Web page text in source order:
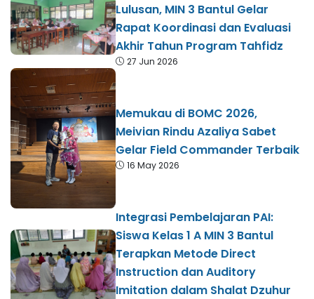
Lulusan, MIN 3 Bantul Gelar
Rapat Koordinasi dan Evaluasi
Akhir Tahun Program Tahfidz
27 Jun 2026
Memukau di BOMC 2026,
Meivian Rindu Azaliya Sabet
Gelar Field Commander Terbaik
16 May 2026
Integrasi Pembelajaran PAI:
Siswa Kelas 1 A MIN 3 Bantul
Terapkan Metode Direct
Instruction dan Auditory
Imitation dalam Shalat Dzuhur